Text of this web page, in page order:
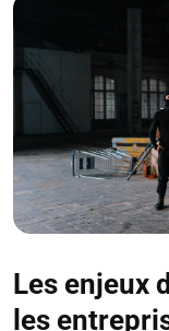
Les enjeux
les